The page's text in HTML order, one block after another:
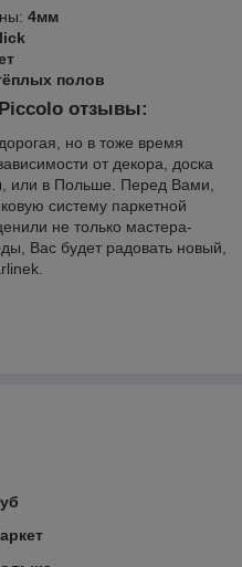
4мм
полов
отзывы:
но в тоже время
от декора, доска
или в Польше. Перед Вами,
систему паркетной
не только мастера-
Вас будет радовать новый,